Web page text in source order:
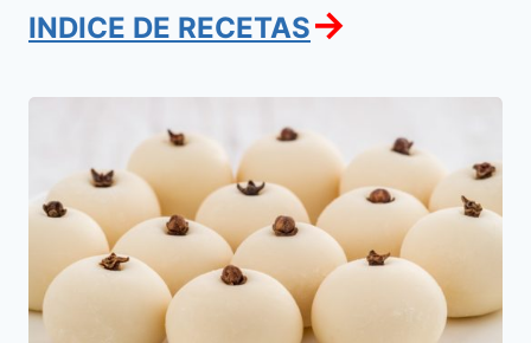
INDICE DE RECETAS→
(Bolitas
de